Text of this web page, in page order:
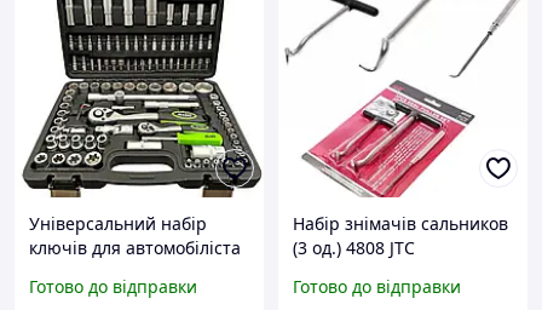
Універсальний набір
ключів для автомобіліста
Alloid Base у кейсі
Готово до відправки
Набір знімачів сальников
(3 од.) 4808 JTC
Готово до відправки